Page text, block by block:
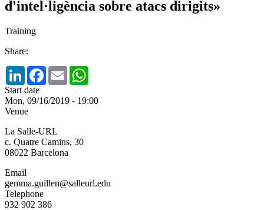
d'intel·ligència sobre atacs dirigits»
Training
Share:
LinkedInFacebook
Email
Start date
Mon, 09/16/2019 - 19:00
Venue
La Salle-URL
c. Quatre Camins, 30
08022 Barcelona
Email
gemma.guillen@salleurl.edu
Telephone
932 902 386